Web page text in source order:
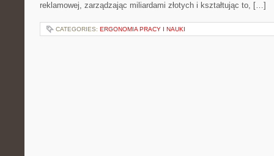
reklamowej, zarządzając miliardami złotych i kształtując to, […]
CATEGORIES: ERGONOMIA PRACY I NAUKI